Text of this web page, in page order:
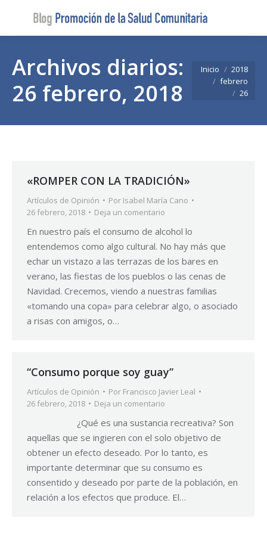
Archivos diarios:
26 febrero, 2018
Estás aquí:
Inicio
2018
febrero
26
«ROMPER CON LA TRADICIÓN»
Artículos de Opinión Por Isabel María Cano
26 febrero, 2018
Deja un comentario
En nuestro país el consumo de alcohol lo
entendemos como algo cultural. No hay más que
echar un vistazo a las terrazas de los bares en
verano, las fiestas de los pueblos o las cenas de
Navidad. Crecemos, viendo a nuestras familias
«tomando una copa» para celebrar algo, o asociado
a risas con amigos, o…
“Consumo porque soy guay”
Artículos de Opinión Por Francisco Javier Leal
26 febrero, 2018
Deja un comentario
¿Qué es una sustancia recreativa? Son
aquellas que se ingieren con el solo objetivo de
obtener un efecto deseado. Por lo tanto, es
importante determinar que su consumo es
consentido y deseado por parte de la población, en
relación a los efectos que produce. El…